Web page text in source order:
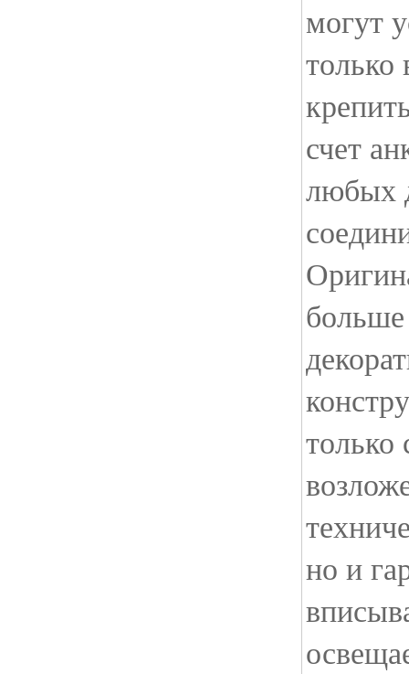
могут
только
счет
любых
только
но и